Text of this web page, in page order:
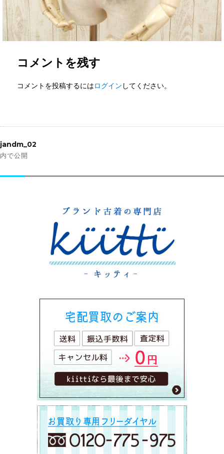
コメントを残す
コメントを投稿するにはログイン してください。
稿
ナ
ゲ
jandm_02
内で公開